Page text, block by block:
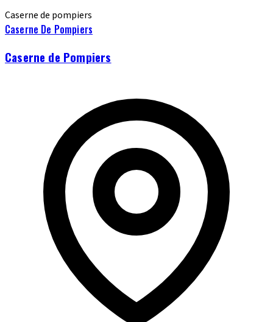
Caserne de pompiers
Caserne De Pompiers
Caserne de Pompiers